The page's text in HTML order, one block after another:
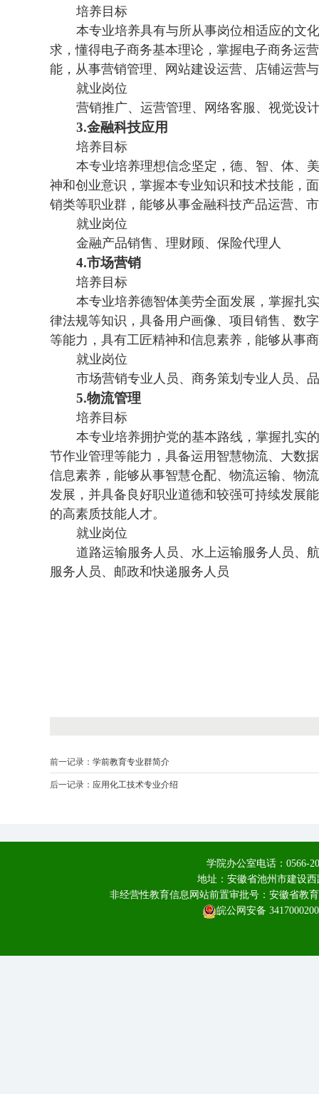
培养目标
本专业培养具有与所从事岗位相适应的文
求，懂得电子商务基本理论，掌握电子商务运
能，从事营销管理、网站建设运营、店铺运营
就业岗位
营销推广、运营管理、网络客服、视觉设计
3.金融科技应用
培养目标
本专业培养理想信念坚定，德、智、体、
神和创业意识，掌握本专业知识和技术技能，
销类等职业群，能够从事金融科技产品运营、
就业岗位
金融产品销售、理财顾、保险代理人
4.市场营销
培养目标
本专业培养德智体美劳全面发展，掌握扎
律法规等知识，具备用户画像、项目销售、数
等能力，具有工匠精神和信息素养，能够从事
就业岗位
市场营销专业人员、商务策划专业人员、
5.物流管理
培养目标
本专业培养拥护党的基本路线，掌握扎实
节作业管理等能力，具备运用智慧物流、大数
信息素养，能够从事智慧仓配、物流运输、物
发展，并具备良好职业道德和较强可持续发展
的高素质技能人才。
就业岗位
道路运输服务人员、水上运输服务人员、
服务人员、邮政和快递服务人员
前一记录： 学前教育专业群简介
后一记录： 应用化工技术专业介绍
学院办公室电话：0566-
地址：安徽省池州市建设
非经营性教育信息网站前置审批号：安徽省教
皖公网安备